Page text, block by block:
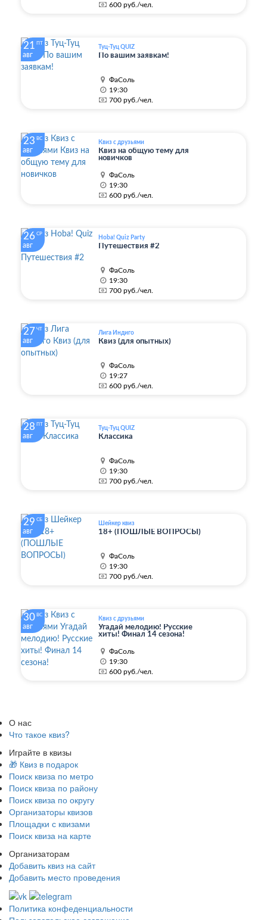
600 руб./чел.
21 ПТ
авг
Туц-Туц QUIZ
По вашим заявкам!
ФаСоль
19:30
700 руб./чел.
23 ВС
авг
Квиз с друзьями
Квиз на общую тему для
новичков
ФаСоль
19:30
600 руб./чел.
26 СР
авг
Hoba! Quiz Party
Путешествия #2
ФаСоль
19:30
700 руб./чел.
27 ЧТ
авг
Лига Индиго
Квиз (для опытных)
ФаСоль
19:27
600 руб./чел.
28 ПТ
авг
Туц-Туц QUIZ
Классика
ФаСоль
19:30
700 руб./чел.
29 СБ
авг
Шейкер квиз
18+ (ПОШЛЫЕ ВОПРОСЫ)
ФаСоль
19:30
700 руб./чел.
30 ВС
авг
Квиз с друзьями
Угадай мелодию! Русские
хиты! Финал 14 сезона!
ФаСоль
19:30
600 руб./чел.
О нас
Что такое квиз?
Играйте в квизы
🎁 Квиз в подарок
Поиск квиза по метро
Поиск квиза по району
Поиск квиза по округу
Организаторы квизов
Площадки с квизами
Поиск квиза на карте
Организаторам
Добавить квиз на сайт
Добавить место проведения
Политика конфеденциальности